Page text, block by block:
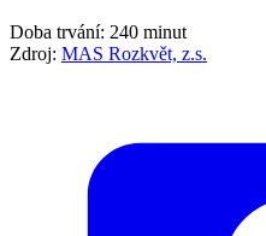
Doba trvání: 240 minut
Zdroj: MAS Rozkvět, z.s.